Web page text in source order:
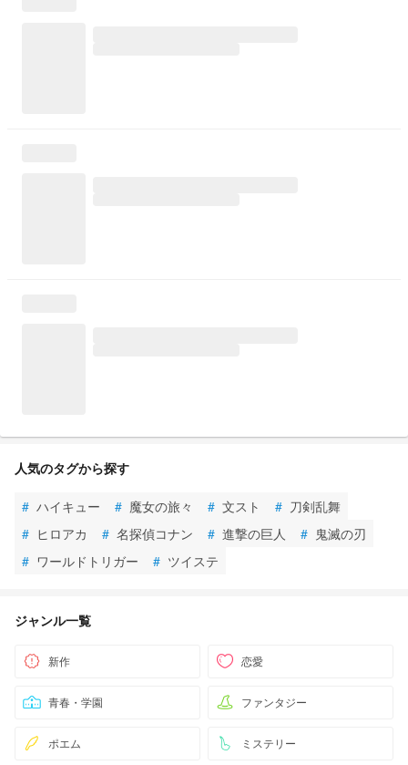
人気のタグから探す
# ハイキュー # 魔女の旅々 # 文スト # 刀剣乱舞
# ヒロアカ # 名探偵コナン # 進撃の巨人 # 鬼滅の刃
# ワールドトリガー # ツイステ
ジャンル一覧
新作 恋愛
青春・学園 ファンタジー
ポエム ミステリー